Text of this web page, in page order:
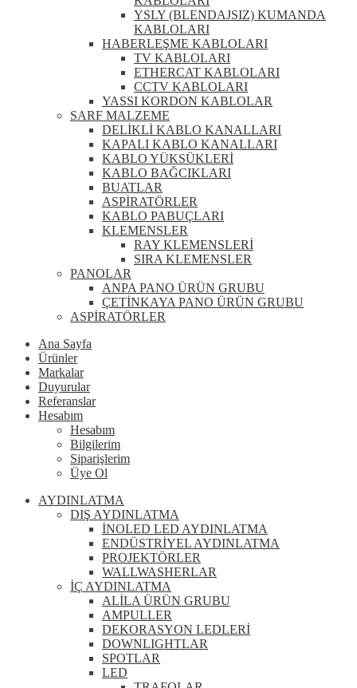
YSLY (BLENDAJSIZ) KUMANDA
KABLOLARI
HABERLEŞME KABLOLARI
TV KABLOLARI
ETHERCAT KABLOLARI
CCTV KABLOLARI
YASSI KORDON KABLOLAR
SARF MALZEME
DELİKLİ KABLO KANALLARI
KAPALI KABLO KANALLARI
KABLO YÜKSÜKLERİ
KABLO BAĞCIKLARI
BUATLAR
ASPİRATÖRLER
KABLO PABUÇLARI
KLEMENSLER
RAY KLEMENSLERİ
SIRA KLEMENSLER
PANOLAR
ANPA PANO ÜRÜN GRUBU
ÇETİNKAYA PANO ÜRÜN GRUBU
ASPİRATÖRLER
Ana Sayfa
Ürünler
Markalar
Duyurular
Referanslar
Hesabım
Hesabım
Bilgilerim
Siparişlerim
Üye Ol
AYDINLATMA
DIŞ AYDINLATMA
İNOLED LED AYDINLATMA
ENDÜSTRİYEL AYDINLATMA
PROJEKTÖRLER
WALLWASHERLAR
İÇ AYDINLATMA
ALİLA ÜRÜN GRUBU
AMPULLER
DEKORASYON LEDLERİ
DOWNLIGHTLAR
SPOTLAR
LED